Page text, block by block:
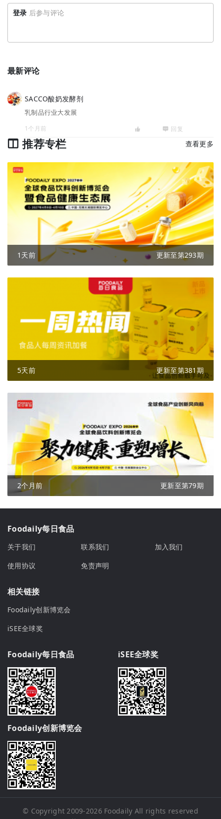
登录 后参与评论
最新评论
SACCO酸奶发酵剂
乳制品行业大发展
1个月前 回复
推荐专栏 查看更多
1天前 更新至第293期
5天前 更新至第381期
2个月前 更新至第79期
Foodaily每日食品
关于我们 联系我们
加入我们
使用协议
免责声明
相关链接
Foodaily创新博览会
iSEE全球奖
Foodaily每日食品 iSEE全球奖
Foodaily创新博览会
© Copyright 2009-2026 Foodaily All rights reserved